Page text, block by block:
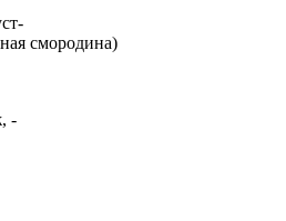
смородина)
-